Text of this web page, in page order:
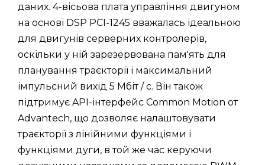
даних. 4-вісьова плата управління двигуном
на основі DSP PCI-1245 вважалась ідеальною
для двигунів серверних контролерів,
оскільки у ній зарезервована пам'ять для
планування траєкторії і максимальний
імпульсний вихід 5 Мбіт / с. Він також
підтримує API-інтерфейс Common Motion от
Advantech, що дозволяє налаштовувати
траєкторії з лінійними функціями і
функціями дуги, в той же час керуючи